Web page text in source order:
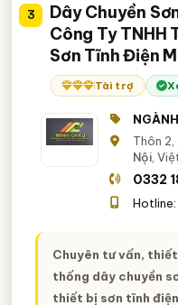
3
Dây Chuyền
Công Ty TNHH
Sơn Tĩnh Điện
Tài trợ
Thôn 2,
Nội ,
0332
Hotline:
Chuyên tư vấn,
thống dây chuyền
thiết bị sơn tĩnh điện